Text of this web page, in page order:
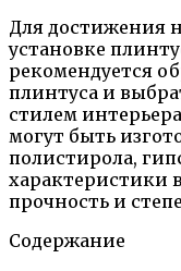
Для достижения
установке
рекомендуется
плинтуса и
стилем
могут быть
полистирола,
характеристики
прочность и
Содержание